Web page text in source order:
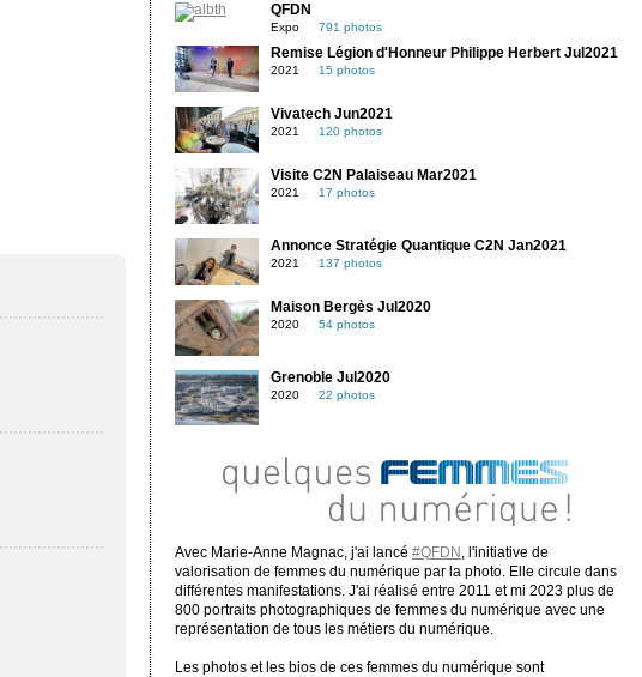
QFDN
Expo 791 photos
Remise Légion d'Honneur Philippe Herbert Jul2021
2021 15 photos
Vivatech Jun2021
2021 120 photos
Visite C2N Palaiseau Mar2021
2021 17 photos
Annonce Stratégie Quantique C2N Jan2021
2021 137 photos
Maison Bergès Jul2020
2020 54 photos
Grenoble Jul2020
2020 22 photos
Avec Marie-Anne Magnac, j'ai lancé #QFDN
, l'initiative de
valorisation de femmes du numérique par la photo. Elle circule dans
différentes manifestations. J'ai réalisé entre 2011 et mi 2023 plus de
800 portraits photographiques de femmes du numérique avec une
représentation de tous les métiers du numérique.
Les photos et les bios de ces femmes du numérique sont